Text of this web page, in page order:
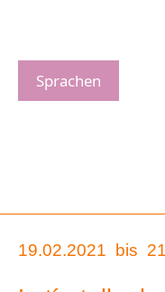
Sprachen
19.02.2021 bis